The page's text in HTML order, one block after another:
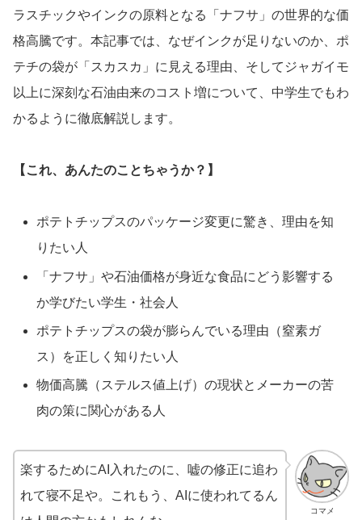
ラスチックやインクの原料となる「ナフサ」の世界的な価
格高騰です。本記事では、なぜインクが足りないのか、ポ
テチの袋が「スカスカ」に見える理由、そしてジャガイモ
以上に深刻な石油由来のコスト増について、中学生でもわ
かるように徹底解説します。
【これ、あんたのことちゃうか？】
ポテトチップスのパッケージ変更に驚き、理由を知
りたい人
「ナフサ」や石油価格が身近な食品にどう影響する
か学びたい学生・社会人
ポテトチップスの袋が膨らんでいる理由（窒素ガ
ス）を正しく知りたい人
物価高騰（ステルス値上げ）の現状とメーカーの苦
肉の策に関心がある人
コマメ
楽するためにAI入れたのに、嘘の修正に追わ
れて寝不足や。これもう、AIに使われてるん